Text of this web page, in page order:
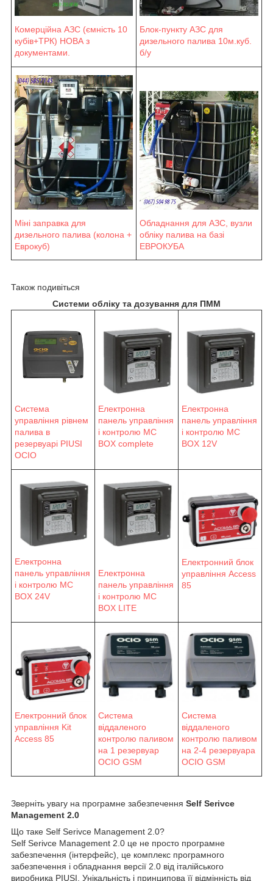
Комерційна АЗС (ємність 10
кубів+ТРК) НОВА з
документами.
Блок-пункту АЗС для
дизельного палива 10м.куб.
б/у
Міні заправка для
дизельного палива (колона +
Еврокуб)
Обладнання для АЗС, вузли
обліку палива на базі
ЕВРОКУБА
Також подивіться
Системи обліку та дозування для ПММ
Система
управління рівнем
палива в
резервуарі PIUSI
OCIO
Електронна
панель управління
і контролю MC
BOX complete
Електронна
панель управління
і контролю MC
BOX 12V
Електронна
панель управління
і контролю MC
BOX 24V
Електронна
панель управління
і контролю MC
BOX LITE
Електронний блок
управління Access
85
Електронний блок
управління Kit
Access 85
Система
віддаленого
контролю паливом
на 1 резервуар
OCIO GSM
Система
віддаленого
контролю паливом
на 2-4 резервуара
OCIO GSM
Зверніть увагу на програмне забезпечення Self Serivce
Management 2.0
Що таке Self Serivce Management 2.0?
Self Serivce Management 2.0 це не просто програмне
забезпечення (інтерфейс), це комплекс програмного
забезпечення і обладнання версії 2.0 від італійського
виробника PIUSI. Унікальність і принципова її відмінність від